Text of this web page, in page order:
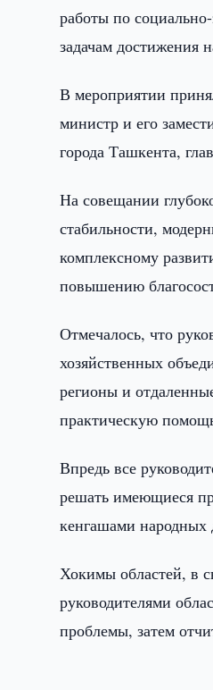
работы по
задачам достижения
В мероприятии
министр и его
города Ташкента,
На совещании
стабильности,
комплексному
повышению
Отмечалось, что
хозяйственных
регионы и
практическую
Впредь все
решать имеющиеся
кенгашами народных
Хокимы областей, в
руководителями
проблемы, затем